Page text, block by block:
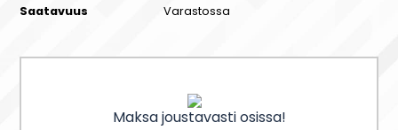
Saatavuus Varastossa
Maksa joustavasti osissa!